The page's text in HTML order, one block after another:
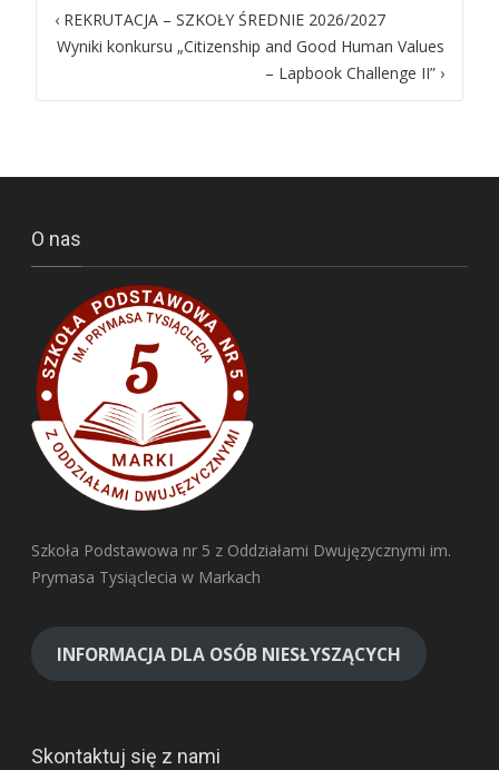
Post
navigation
‹ REKRUTACJA – SZKOŁY ŚREDNIE 2026/2027
Wyniki konkursu „Citizenship and Good Human Values
– Lapbook Challenge II” ›
O nas
Szkoła Podstawowa nr 5 z Oddziałami Dwujęzycznymi im.
Prymasa Tysiąclecia w Markach
INFORMACJA DLA OSÓB NIESŁYSZĄCYCH
Skontaktuj się z nami